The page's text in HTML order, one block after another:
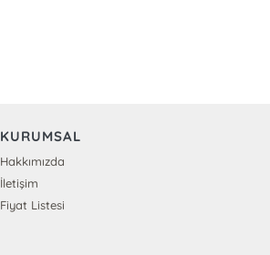
KURUMSAL
Hakkımızda
İletişim
Fiyat Listesi